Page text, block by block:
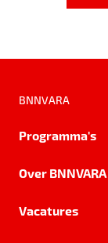
BNNVARA
Programma's
Over BNNVARA
Vacatures